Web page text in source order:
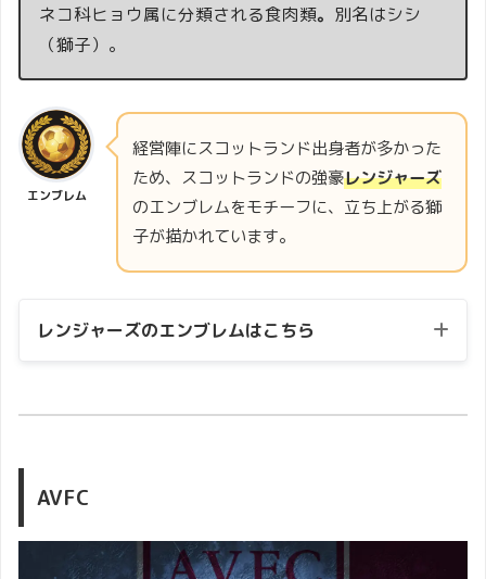
ネコ科ヒョウ属に分類される食肉類。 別名はシシ
（獅子）。
エンブレム
経営陣にスコットランド出身者が多かった
ため、スコットランドの強豪レンジャーズ
のエンブレムをモチーフに、立ち上がる獅
子が描かれています。
レンジャーズのエンブレムはこちら
AVFC